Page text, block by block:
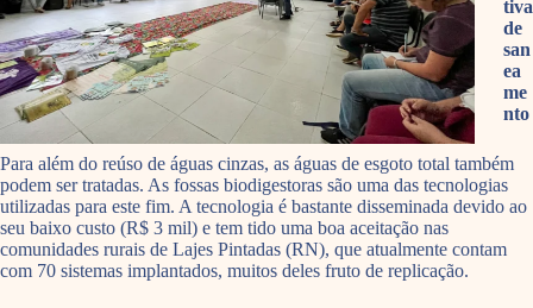
tiva
de
san
ea
me
nto
Para além do reúso de águas cinzas, as águas de esgoto total também
podem ser tratadas. As fossas biodigestoras são uma das tecnologias
utilizadas para este fim. A tecnologia é bastante disseminada devido ao
seu baixo custo (R$ 3 mil) e tem tido uma boa aceitação nas
comunidades rurais de Lajes Pintadas (RN), que atualmente contam
com 70 sistemas implantados, muitos deles fruto de replicação.